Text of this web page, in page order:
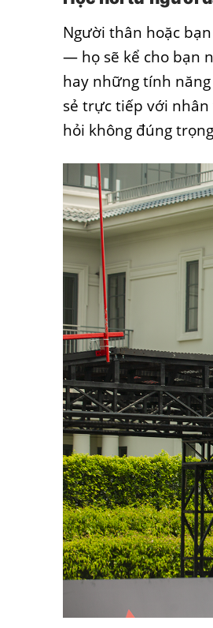
Người thân hoặc
— họ sẽ kể cho bạn
hay những tính
sẻ trực tiếp với
hỏi không đúng